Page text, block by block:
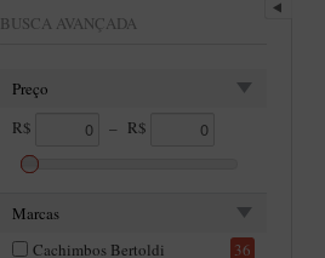
BUSCA AVANÇADA
Preço
R$
– R$
Marcas
Cachimbos Bertoldi
36